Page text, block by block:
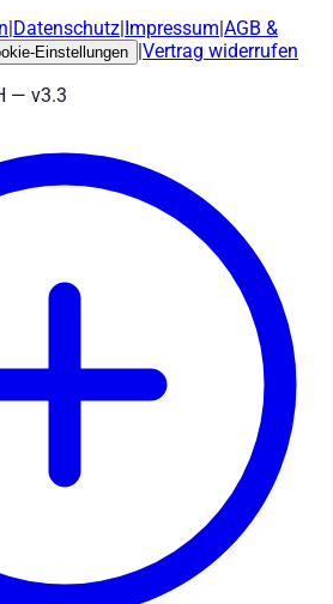
Datenschutz Impressum AGB &
Einstellungen
Vertrag widerrufen
— v3.3